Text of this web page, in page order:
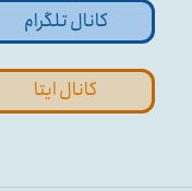
کانال تلگرام
کانال ایتا